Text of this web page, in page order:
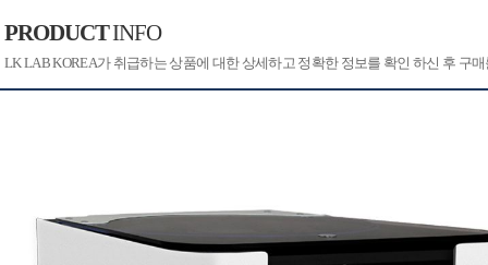
PRODUCTINFO
LK LAB KOREA가 취급하는 상품에 대한 상세하고 정확한 정보를 확인 하신 후 구